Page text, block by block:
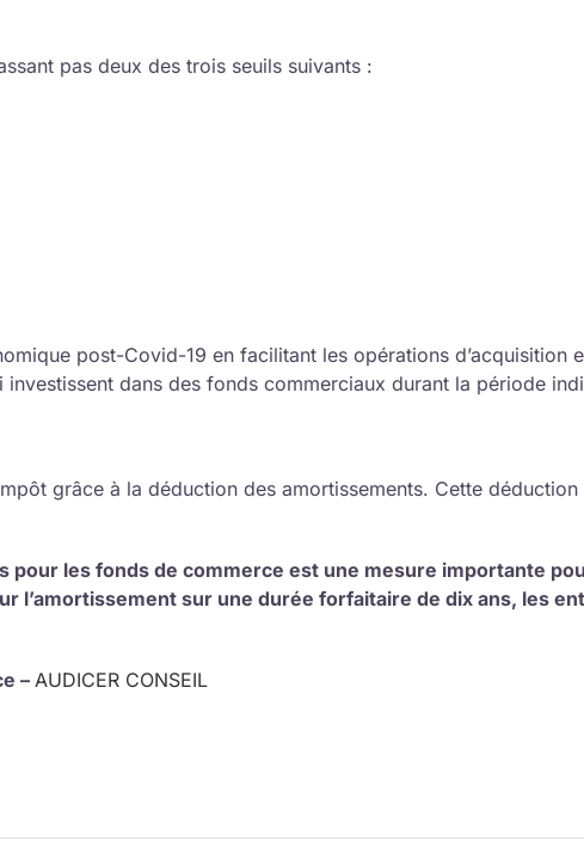
pas deux des trois seuils suivants :
post-Covid-19 en facilitant les opérations
dans des fonds commerciaux durant la période
grâce à la déduction des amortissements. Cette
pour les fonds de commerce est une mesure importante
l’amortissement sur une durée forfaitaire de dix ans, les
– AUDICER CONSEIL